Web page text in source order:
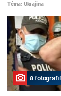
Téma: Ukrajina
8 fotografií